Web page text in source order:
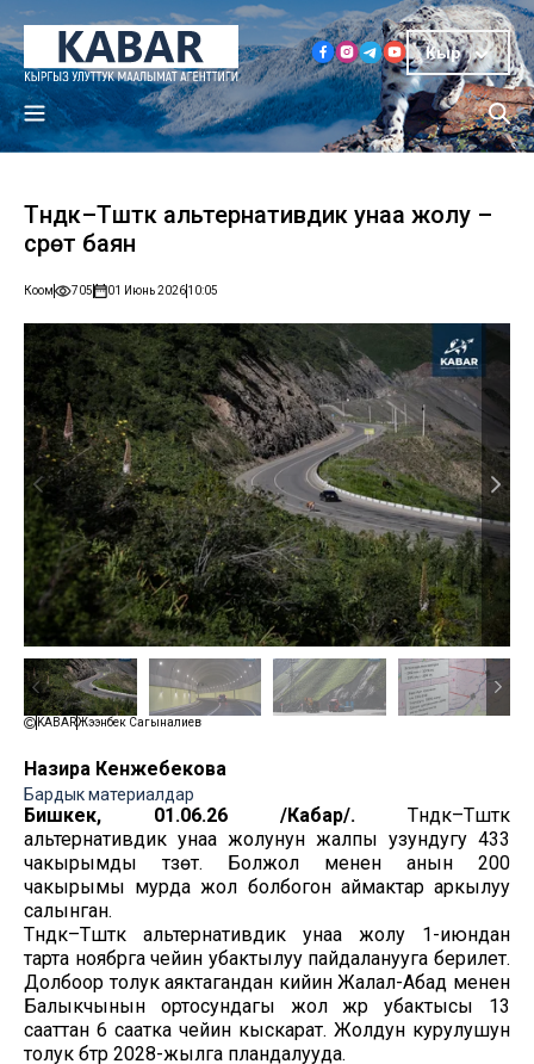
Кыр
Түндүк–Түштүк альтернативдик унаа жолу –
сүрөт баян
Коом 705 01 Июнь 202610:05
KABARЖээнбек Сагыналиев
Назира Кенжебекова
Бардык материалдар
Бишкек, 01.06.26 /Кабар/. Түндүк–Түштүк
альтернативдик унаа жолунун жалпы узундугу 433
чакырымды түзөт. Болжол менен анын 200
чакырымы мурда жол болбогон аймактар аркылуу
салынган.
Түндүк–Түштүк альтернативдик унаа жолу 1-июндан
тарта ноябрга чейин убактылуу пайдаланууга берилет.
Долбоор толук аяктагандан кийин Жалал-Абад менен
Балыкчынын ортосундагы жол жүрүү убактысы 13
сааттан 6 саатка чейин кыскарат. Жолдун курулушун
толук бүтүрүү 2028-жылга пландалууда.